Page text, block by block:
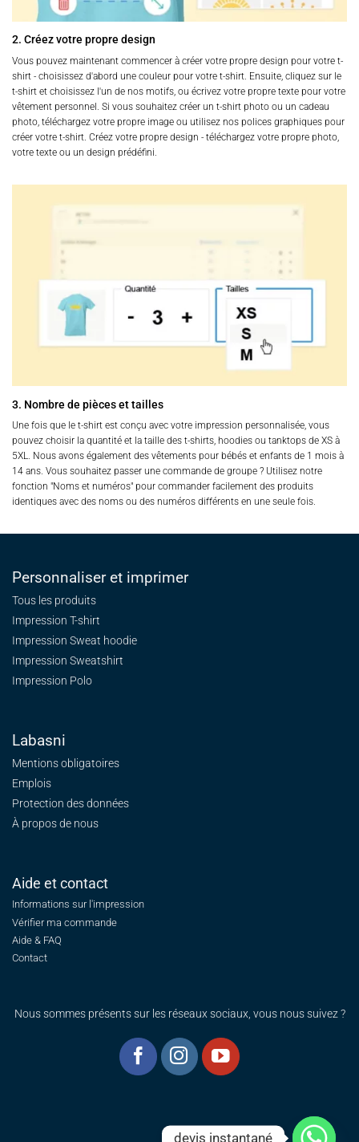
2. Créez votre propre design
Vous pouvez maintenant commencer à créer votre propre design pour votre t-
shirt - choisissez d'abord une couleur pour votre t-shirt. Ensuite, cliquez sur le
t-shirt et choisissez l'un de nos motifs, ou écrivez votre propre texte pour votre
vêtement personnel. Si vous souhaitez créer un t-shirt photo ou un cadeau
photo, téléchargez votre propre image ou utilisez nos polices graphiques pour
créer votre t-shirt. Créez votre propre design - téléchargez votre propre photo,
votre texte ou un design prédéfini.
3. Nombre de pièces et tailles
Une fois que le t-shirt est conçu avec votre impression personnalisée, vous
pouvez choisir la quantité et la taille des t-shirts, hoodies ou tanktops de XS à
5XL. Nous avons également des vêtements pour bébés et enfants de 1 mois à
14 ans. Vous souhaitez passer une commande de groupe ? Utilisez notre
fonction "Noms et numéros" pour commander facilement des produits
identiques avec des noms ou des numéros différents en une seule fois.
Personnaliser et imprimer
Tous les produits
Impression T-shirt
Impression Sweat hoodie
Impression Sweatshirt
Impression Polo
Labasni
Mentions obligatoires
Emplois
Protection des données
À propos de nous
Aide et contact
Informations sur l'impression
Vérifier ma commande
Aide & FAQ
Contact
Nous sommes présents sur les réseaux sociaux, vous nous suivez ?
devis instantané